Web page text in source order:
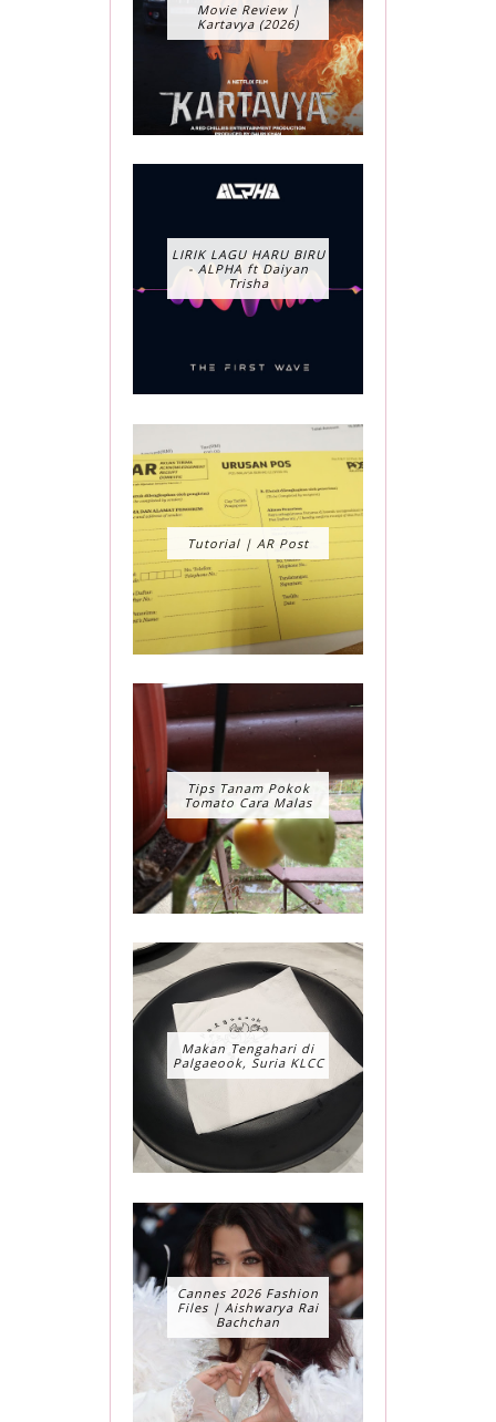
Movie Review |
Kartavya (2026)
LIRIK LAGU HARU BIRU
- ALPHA ft Daiyan
Trisha
Tutorial | AR Post
Tips Tanam Pokok
Tomato Cara Malas
Makan Tengahari di
Palgaeook, Suria KLCC
Cannes 2026 Fashion
Files | Aishwarya Rai
Bachchan